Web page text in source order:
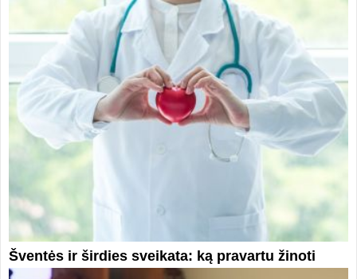
Šventės ir širdies sveikata: ką pravartu žinoti